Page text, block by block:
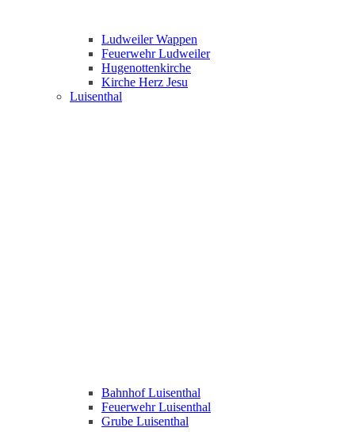
Ludweiler Wappen
Feuerwehr Ludweiler
Hugenottenkirche
Kirche Herz Jesu
Luisenthal
Bahnhof Luisenthal
Feuerwehr Luisenthal
Grube Luisenthal